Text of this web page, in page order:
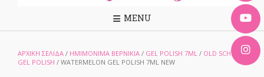
MENU
ΑΡΧΙΚΉ ΣΕΛΊΔΑ / ΗΜΙΜΟΝΙΜΑ ΒΕΡΝΙΚΙΑ / GEL POLISH 7ML / OLD SCHOOL
GEL POLISH / WATERMELON GEL POLISH 7ML NEW